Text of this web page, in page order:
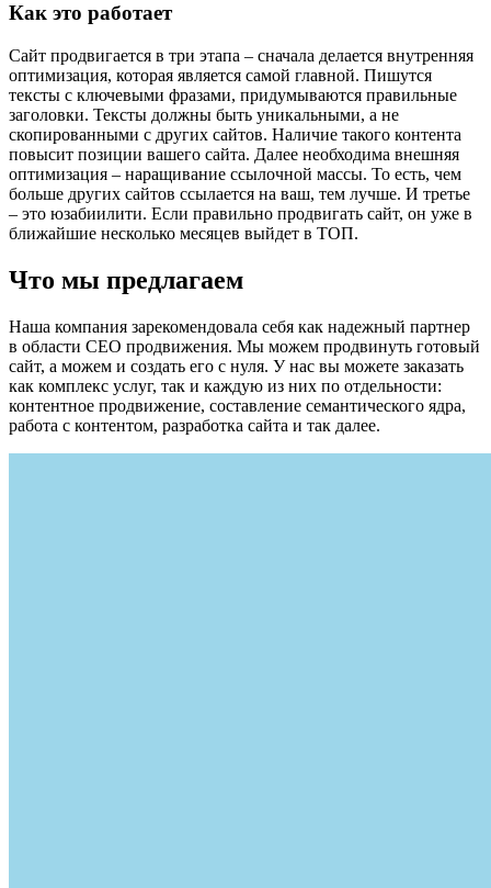
Как это работает
Сайт продвигается в три этапа – сначала делается внутренняя
оптимизация, которая является самой главной. Пишутся
тексты с ключевыми фразами, придумываются правильные
заголовки. Тексты должны быть уникальными, а не
скопированными с других сайтов. Наличие такого контента
повысит позиции вашего сайта. Далее необходима внешняя
оптимизация – наращивание ссылочной массы. То есть, чем
больше других сайтов ссылается на ваш, тем лучше. И третье
– это юзабиилити. Если правильно продвигать сайт, он уже в
ближайшие несколько месяцев выйдет в ТОП.
Что мы предлагаем
Наша компания зарекомендовала себя как надежный партнер
в области СЕО продвижения. Мы можем продвинуть готовый
сайт, а можем и создать его с нуля. У нас вы можете заказать
как комплекс услуг, так и каждую из них по отдельности:
контентное продвижение, составление семантического ядра,
работа с контентом, разработка сайта и так далее.